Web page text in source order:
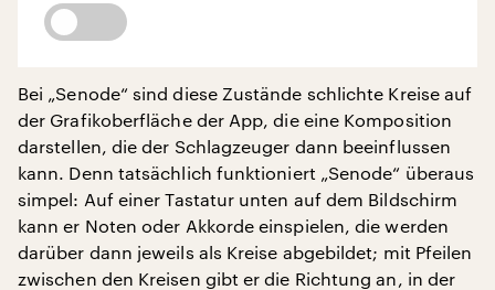
Bei „Senode“ sind diese Zustände schlichte Kreise auf
der Grafikoberfläche der App, die eine Komposition
darstellen, die der Schlagzeuger dann beeinflussen
kann. Denn tatsächlich funktioniert „Senode“ überaus
simpel: Auf einer Tastatur unten auf dem Bildschirm
kann er Noten oder Akkorde einspielen, die werden
darüber dann jeweils als Kreise abgebildet; mit Pfeilen
zwischen den Kreisen gibt er die Richtung an, in der